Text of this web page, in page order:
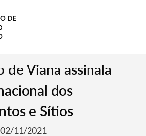
de Viana assinala
dos
e Sítios
11/2021